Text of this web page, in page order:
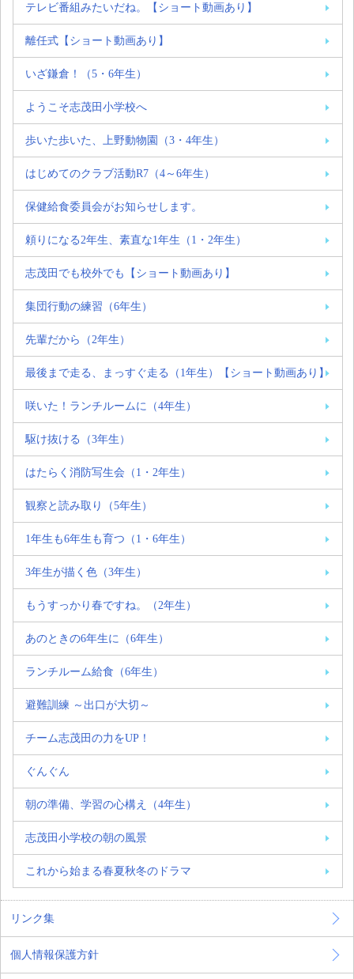
テレビ番組みたいだね。【ショート動画あり】
離任式【ショート動画あり】
いざ鎌倉！（5・6年生）
ようこそ志茂田小学校へ
歩いた歩いた、上野動物園（3・4年生）
はじめてのクラブ活動R7（4～6年生）
保健給食委員会がお知らせします。
頼りになる2年生、素直な1年生（1・2年生）
志茂田でも校外でも【ショート動画あり】
集団行動の練習（6年生）
先輩だから（2年生）
最後まで走る、まっすぐ走る（1年生）【ショート動画あり】
咲いた！ランチルームに（4年生）
駆け抜ける（3年生）
はたらく消防写生会（1・2年生）
観察と読み取り（5年生）
1年生も6年生も育つ（1・6年生）
3年生が描く色（3年生）
もうすっかり春ですね。（2年生）
あのときの6年生に（6年生）
ランチルーム給食（6年生）
避難訓練 ～出口が大切～
チーム志茂田の力をUP！
ぐんぐん
朝の準備、学習の心構え（4年生）
志茂田小学校の朝の風景
これから始まる春夏秋冬のドラマ
リンク集
個人情報保護方針